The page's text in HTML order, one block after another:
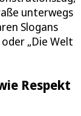
unterwegs
Slogans
oder „Die Welt
Respekt